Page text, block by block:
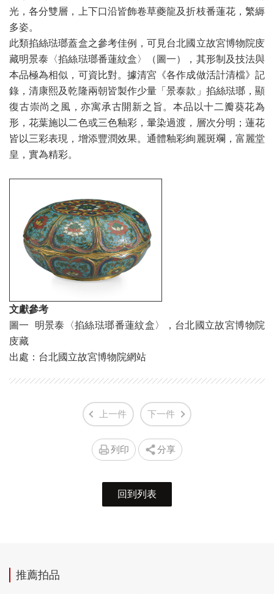
光，各分雙層，上下口沿皆飾卷草夔龍及折枝番蓮花，繁縟
多姿。
此類掐絲琺瑯蓋盒之參考佳例，可見台北國立故宮博物院庋
藏明景泰〈掐絲琺瑯番蓮紋盒〉（圖一），其形制及技法與
本品極為相似，可資比對。據清宮《各作成做活計清檔》記
錄，清康熙及乾隆兩朝皆製作少量「景泰款」掐絲琺瑯，顯
復古崇尚之風，亦寓承古開新之旨。本品以十二瓣葵花為
形，花葉施以二色或三色釉彩，暈染過渡，層次分明；蓮花
皆以三彩表現，增添豐潤效果。通體釉彩絢麗斑斕，富麗堂
皇，實為精彩。
文獻參考
圖一 明景泰〈掐絲琺瑯番蓮紋盒〉，台北國立故宮博物院
庋藏
出處：台北國立故宮博物院網站
上一件 下一件
列印 分享
回到列表
推薦拍品